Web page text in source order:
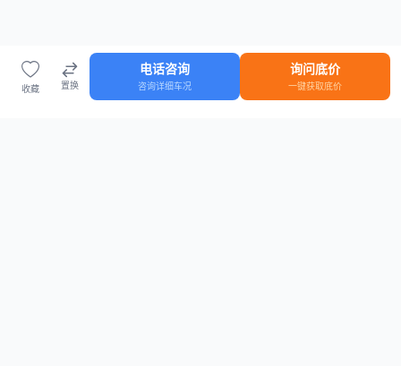
收藏 置换
电话咨询
咨询详细车况
询问底价
一键获取底价
车源 知识 登录